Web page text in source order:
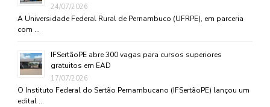
24/07/2026
A Universidade Federal Rural de Pernambuco (UFRPE), em parceria
com …
IFSertãoPE abre 300 vagas para cursos superiores
gratuitos em EAD
17/07/2026
O Instituto Federal do Sertão Pernambucano (IFSertãoPE) lançou um
edital …